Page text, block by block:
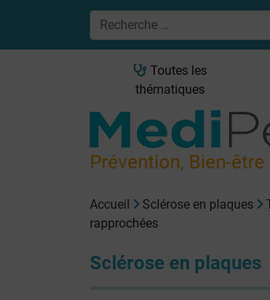
Toutes les
thématiques
Prévention, Bien-être
Accueil Sclérose en plaques
rapprochées
Sclérose en plaques